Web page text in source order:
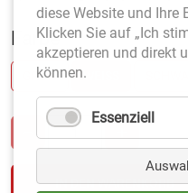
Farbe*
GRÜN WEISS
diese Website und Ihre
Klicken Sie auf „Ich
akzeptieren und direkt
können.
Essenziell